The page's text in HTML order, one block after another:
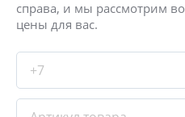
справа, и мы рассмотрим
цены для вас.